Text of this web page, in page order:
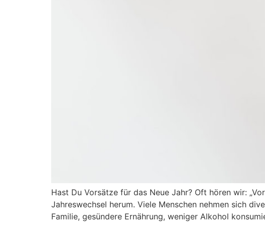
Hast Du Vorsätze für das Neue Jahr? Oft hören wir:
Jahreswechsel herum. Viele Menschen nehmen sich
Familie, gesündere Ernährung, weniger Alkohol